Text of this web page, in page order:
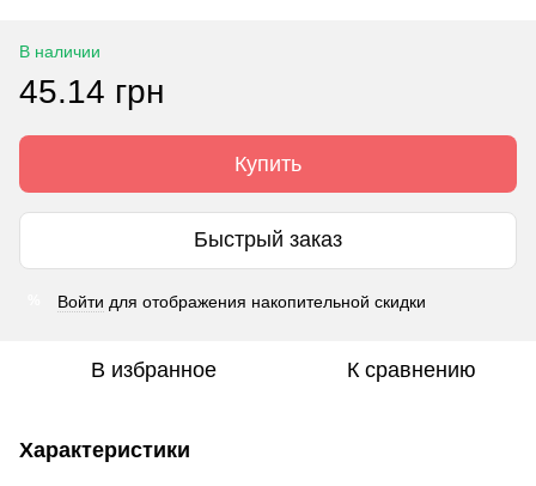
В наличии
45.14 грн
Купить
Быстрый заказ
Войти для отображения накопительной скидки
В избранное К сравнению
Характеристики